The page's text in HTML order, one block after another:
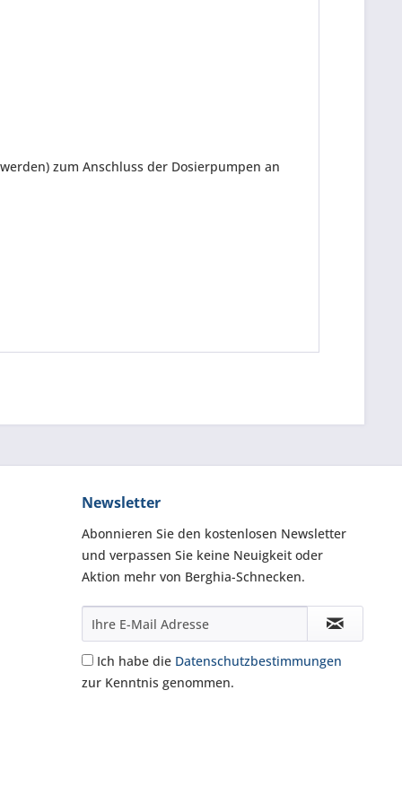
zum Anschluss der Dosierpumpen an
Newsletter
Abonnieren Sie den kostenlosen Newsletter
und verpassen Sie keine Neuigkeit oder
Aktion mehr von Berghia-Schnecken.
Ich habe die Datenschutzbestimmungen
zur Kenntnis genommen.